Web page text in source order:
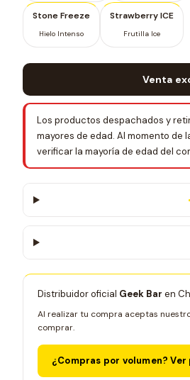
Stone Freeze
Hielo Intenso
Strawberry ICE
Frutilla Ice
Venta
Los productos despachados y
mayores de edad. Al momento
verificar la mayoría de edad del
Distribuidor oficial Geek Bar en
Al realizar tu compra aceptas
comprar.
¿Compras por volumen?